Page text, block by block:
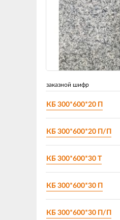
заказной шифр
КБ 300*600*20 П
КБ 300*600*20 П/П
КБ 300*600*30 Т
КБ 300*600*30 П
КБ 300*600*30 П/П